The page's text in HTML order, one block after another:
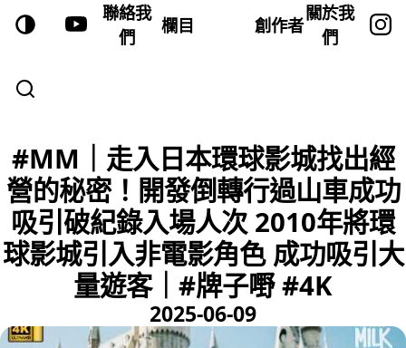
聯絡我
們
欄目 創作者
關於我
們
#MM｜走入日本環球影城找出經
營的秘密！開發倒轉行過山車成功
吸引破紀錄入場人次 2010年將環
球影城引入非電影角色 成功吸引大
量遊客｜#牌子嘢 #4K
2025-06-09